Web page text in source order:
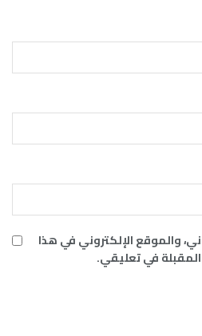
والموقع الإلكتروني في هذا
في تعليقي.